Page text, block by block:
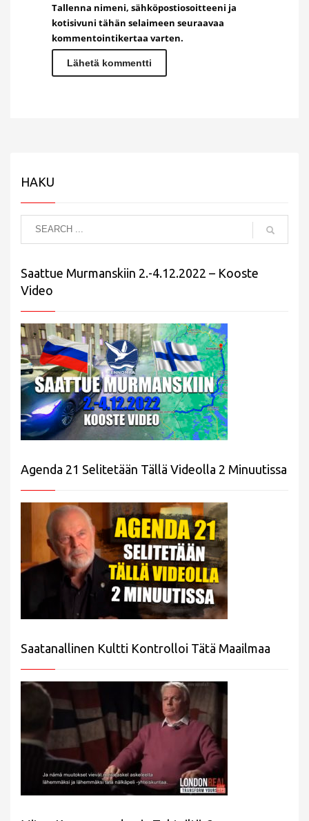
Tallenna nimeni, sähköpostiosoitteeni ja
kotisivuni tähän selaimeen seuraavaa
kommentointikertaa varten.
HAKU
Saattue Murmanskiin 2.-4.12.2022 – Kooste
Video
Agenda 21 Selitetään Tällä Videolla 2 Minuutissa
Saatanallinen Kultti Kontrolloi Tätä Maailmaa